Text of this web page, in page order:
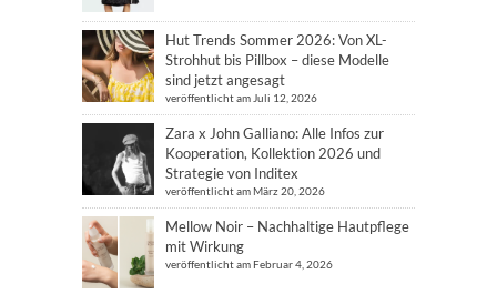
Hut Trends Sommer 2026: Von XL-
Strohhut bis Pillbox – diese Modelle
sind jetzt angesagt
veröffentlicht am Juli 12, 2026
Zara x John Galliano: Alle Infos zur
Kooperation, Kollektion 2026 und
Strategie von Inditex
veröffentlicht am März 20, 2026
Mellow Noir – Nachhaltige Hautpflege
mit Wirkung
veröffentlicht am Februar 4, 2026